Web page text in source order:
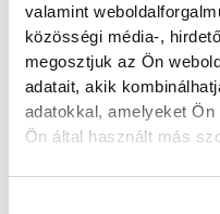
valamint
közösségi média-,
megosztjuk az Ön
adatait, akik
adatokkal, amelyeket
Ön által használt más
felhalmozására. A
magyar tervezőket
a tudatosabb,
Az egykori Design
átformálva
Ajándék Terminált